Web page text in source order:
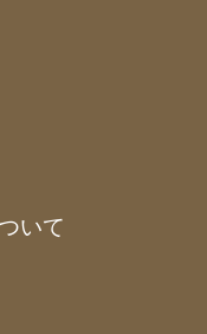
いて